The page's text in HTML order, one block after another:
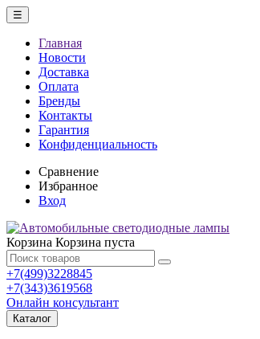
☰
Главная
Новости
Доставка
Оплата
Бренды
Контакты
Гарантия
Конфиденциальность
Сравнение
Избранное
Вход
Корзина Корзина пуста
+7(499)3228845
+7(343)3619568
Онлайн консультант
Каталог